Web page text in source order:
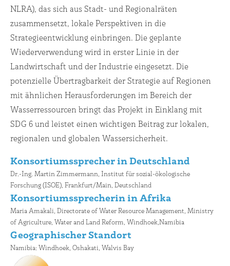
NLRA), das sich aus Stadt- und Regionalräten
zusammensetzt, lokale Perspektiven in die
Strategieentwicklung einbringen. Die geplante
Wiederverwendung wird in erster Linie in der
Landwirtschaft und der Industrie eingesetzt. Die
potenzielle Übertragbarkeit der Strategie auf Regionen
mit ähnlichen Herausforderungen im Bereich der
Wasserressourcen bringt das Projekt in Einklang mit
SDG 6 und leistet einen wichtigen Beitrag zur lokalen,
regionalen und globalen Wassersicherheit.
Konsortiumssprecher in Deutschland
Dr.-Ing. Martin Zimmermann, Institut für sozial-ökologische
Forschung (ISOE), Frankfurt/Main, Deutschland
Konsortiumssprecherin in Afrika
Maria Amakali, Directorate of Water Resource Management, Ministry
of Agriculture, Water and Land Reform, Windhoek,Namibia
Geographischer Standort
Namibia: Windhoek, Oshakati, Walvis Bay